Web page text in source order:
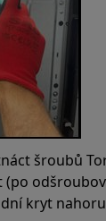
šroubů
kryt